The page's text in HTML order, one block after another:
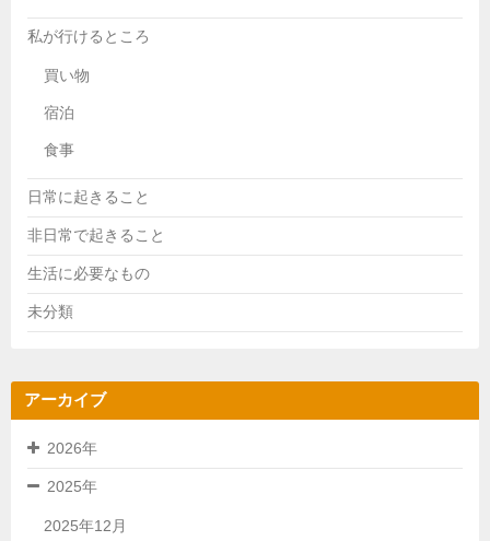
私が行けるところ
買い物
宿泊
食事
日常に起きること
非日常で起きること
生活に必要なもの
未分類
アーカイブ
2026年
2025年
2025年12月